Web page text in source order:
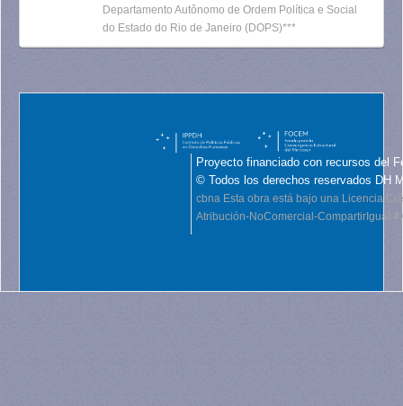
Departamento Autônomo de Ordem Política e Social
do Estado do Rio de Janeiro (DOPS)***
Proyecto financiado con recursos del
© Todos los derechos reservados DH
cbna Esta obra está bajo una Licencia
Atribución-NoComercial-CompartirIgual